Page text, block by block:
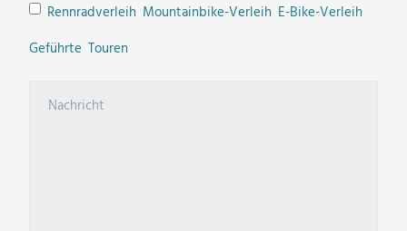
Rennradverleih Mountainbike-Verleih E-Bike-Verleih
Geführte Touren